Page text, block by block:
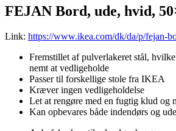
FEJAN Bord, ude, hvid,
Link: https://www.ikea.com/dk/da/p/fejan-
Fremstillet af pulverlakeret stål,
nemt at vedligeholde
Passer til forskellige stole fra IKEA
Kræver ingen vedligeholdelse
Let at rengøre med en fugtig klud og
Kan opbevares både indendørs og